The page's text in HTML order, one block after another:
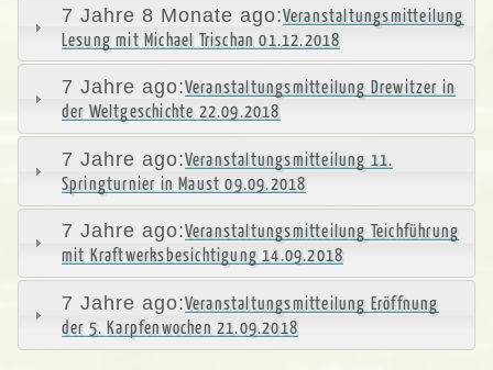
7 Jahre 8 Monate ago:Veranstaltungsmitteilung
Lesung mit Michael Trischan 01.12.2018
7 Jahre ago:Veranstaltungsmitteilung Drewitzer in
der Weltgeschichte 22.09.2018
7 Jahre ago:Veranstaltungsmitteilung 11.
Springturnier in Maust 09.09.2018
7 Jahre ago:Veranstaltungsmitteilung Teichführung
mit Kraftwerksbesichtigung 14.09.2018
7 Jahre ago:Veranstaltungsmitteilung Eröffnung
der 5. Karpfenwochen 21.09.2018